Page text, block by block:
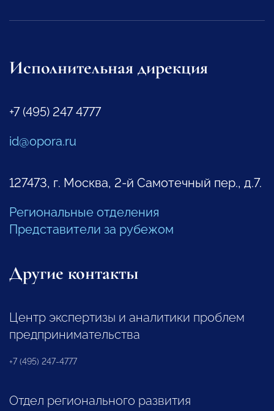
Исполнительная дирекция
+7 (495) 247 4777
id@opora.ru
127473, г. Москва, 2-й Самотечный пер., д.7.
Региональные отделения
Представители за рубежом
Другие контакты
Центр экспертизы и аналитики проблем
предпринимательства
+7 (495) 247-4777
Отдел регионального развития